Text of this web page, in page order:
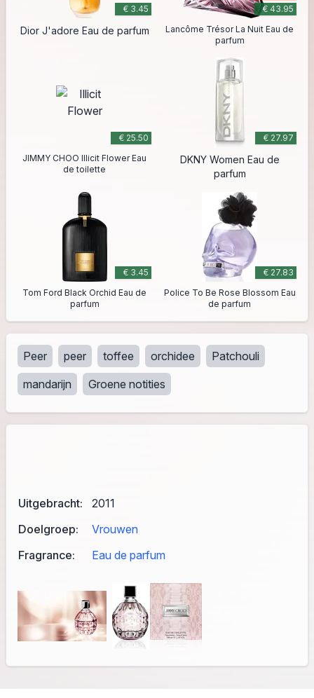
Uitgebracht:
2011
Doelgroep:
Vrouwen
Fragrance:
Eau de parfum
€ 3.45
Dior J'adore Eau de parfum
€ 43.95
Lancôme Trésor La Nuit Eau de
parfum
€ 25.50
JIMMY CHOO Illicit Flower Eau
de toilette
€ 27.97
DKNY Women Eau de
parfum
€ 3.45
Tom Ford Black Orchid Eau de
parfum
€ 27.83
Police To Be Rose Blossom Eau
de parfum
Peer peer toffee orchidee
Patchouli
mandarijn
Groene notities